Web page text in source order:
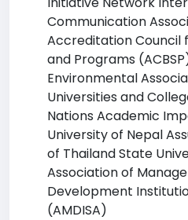
Communication
Accreditation Council
and Programs
Environmental
Universities and
Nations Academic
University of Nepal
of Thailand State
Association of
Development
(AMDISA)